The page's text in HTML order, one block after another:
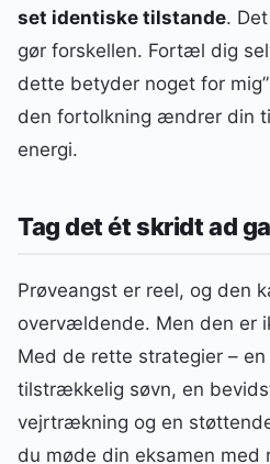
set identiske tilstande.
gør forskellen. Fortæl dig
dette betyder noget for
den fortolkning ændrer din
energi.
Tag det ét skridt ad
Prøveangst er reel, og den
overvældende. Men den er
Med de rette strategier –
tilstrækkelig søvn, en
vejrtrækning og en
du møde din eksamen med